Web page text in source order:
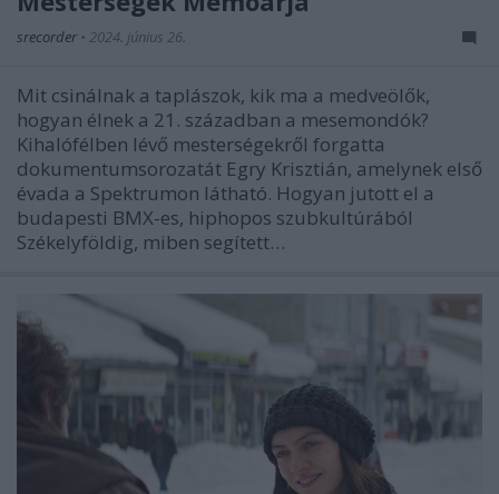
srecorder • 2024. június 26.
Mit csinálnak a taplászok, kik ma a medveölők,
hogyan élnek a 21. században a mesemondók?
Kihalófélben lévő mesterségekről forgatta
dokumentumsorozatát Egry Krisztián, amelynek első
évada a Spektrumon látható. Hogyan jutott el a
budapesti BMX-es, hiphopos szubkultúrából
Székelyföldig, miben segített…